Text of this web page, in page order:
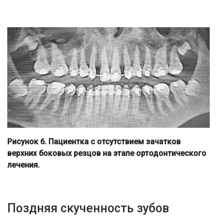
Рисунок 6. Пациентка с отсутствием зачатков
верхних боковых резцов на этапе ортодонтического
лечения.
Поздняя скученность зубов